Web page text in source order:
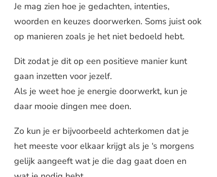
Je mag zien hoe je gedachten, intenties,
woorden en keuzes doorwerken. Soms juist ook
op manieren zoals je het niet bedoeld hebt.
Dit zodat je dit op een positieve manier kunt
gaan inzetten voor jezelf.
Als je weet hoe je energie doorwerkt, kun je
daar mooie dingen mee doen.
Zo kun je er bijvoorbeeld achterkomen dat je
het meeste voor elkaar krijgt als je ‘s morgens
gelijk aangeeft wat je die dag gaat doen en